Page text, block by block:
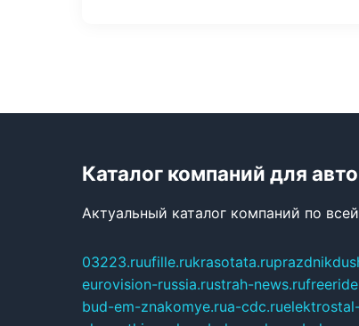
Каталог компаний для
Актуальный каталог компаний по
03223.ruufille.rukrasotata.ru
eurovision-russia.rustrah-news.ru
bud-em-znakomye.rua-cdc.ru